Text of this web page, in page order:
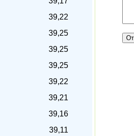
39,22
39,25
39,25
39,25
39,22
39,21
39,16
39,11